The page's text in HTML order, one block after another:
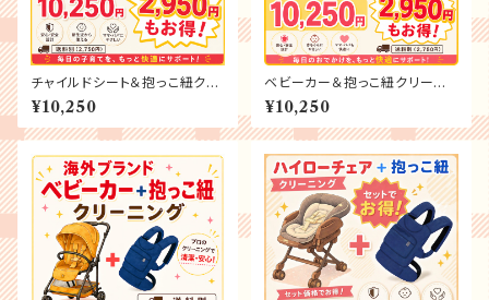
チャイルドシート＆抱っこ紐クリ
ーニング
¥10,250
ベビーカー＆抱っこ紐クリーニ
ング
¥10,250